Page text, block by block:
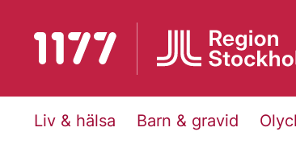
Till startsidan för 1177
Liv & hälsa Barn & gravid